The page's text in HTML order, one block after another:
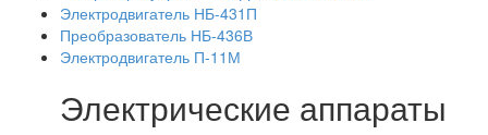
Электродвигатель НБ-431П
Преобразователь НБ-436В
Электродвигатель П-11М
Электрические аппараты